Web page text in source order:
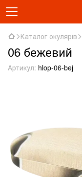
Каталог окулярів
06 бежевий
Артикул: hlop-06-bej